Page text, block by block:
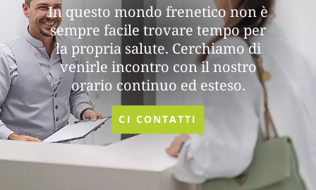
In questo mondo frenetico non è
sempre facile trovare tempo per
la propria salute. Cerchiamo di
venirle incontro con il nostro
orario continuo ed esteso.
CI CONTATTI